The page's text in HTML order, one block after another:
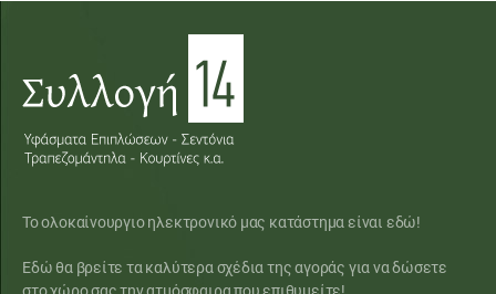
Το ολοκαίνουργιο ηλεκτρονικό μας κατάστημα είναι εδώ!
Εδώ θα βρείτε τα καλύτερα σχέδια της αγοράς για να δώσετε